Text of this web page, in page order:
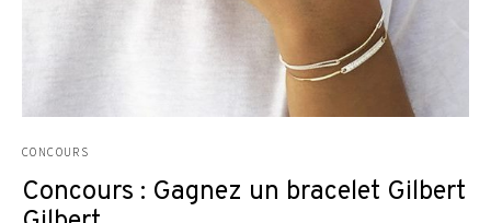
CONCOURS
Concours : Gagnez un bracelet Gilbert